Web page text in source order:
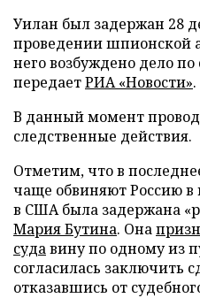
Уилан был задержан 28
проведении шпионской
него возбуждено дело
передаетРИА «Новости».
В данный момент
следственные действия.
Отметим, что в
чаще обвиняют Россию
в США была задержана
Мария Бутина. Она
судавину по одному из
согласилась заключить
отказавшись от